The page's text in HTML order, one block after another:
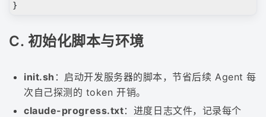
}
C. 初始化脚本与环境
init.sh ：启动开发服务器的脚本，节省后续 Agent 每
次自己探测的 token 开销。
claude-progress.txt：进度日志文件，记录每个